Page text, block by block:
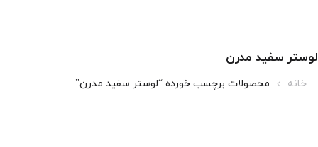
لوستر سفید مدرن
خانه محصولات برچسب خورده “لوستر سفید مدرن”